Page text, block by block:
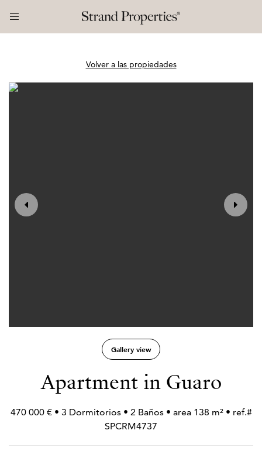
Volver a las propiedades
Gallery view
Apartment in Guaro
470 000 € • 3 Dormitorios • 2 Baños • area 138 m² • ref.#
SPCRM4737